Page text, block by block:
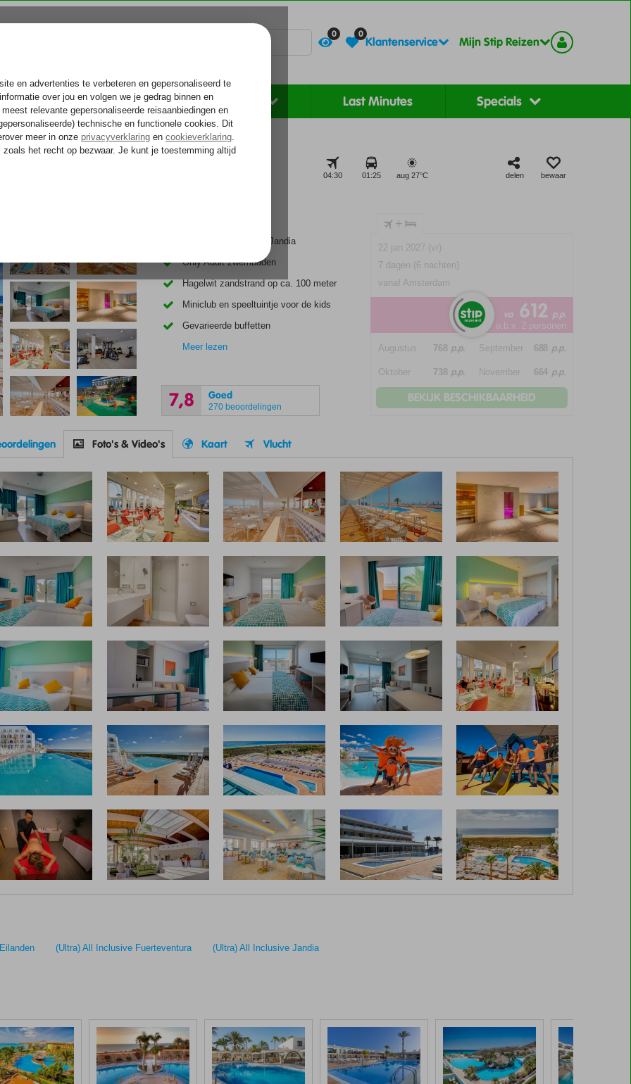
0 0
Klantenservice Mijn Stip Reizen
Rondreizen Zonvakantie Last Minutes Specials
Voelt als thuiskomen...
04:30 01:25 aug 27°C delen bewaar
Fantastisch resort in Jandia
Only Adult zwembaden
Hagelwit zandstrand op ca. 100 meter
Miniclub en speeltuintje voor de kids
Gevarieerde buffetten
Meer lezen
7,8 Goed
270 beoordelingen
+
22 jan 2027 (vr)
7 dagen (6 nachten)
vanaf Amsterdam
va 612 p.p.
o.b.v. 2 personen
Augustus 768 p.p. September 688 p.p.
Oktober 738 p.p. November 664 p.p.
BEKIJK BESCHIKBAARHEID
Foto's & Video's Kaart Vlucht
(Ultra) All Inclusive Fuerteventura (Ultra) All Inclusive Jandia